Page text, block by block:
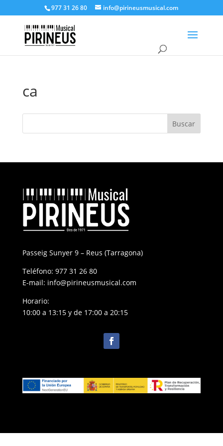
977 31 26 80 info@pirineusmusical.com
ca
Passeig Sunyer 9 – Reus (Tarragona)
Teléfono: 977 31 26 80
E-mail: info@pirineusmusical.com
Horario:
10:00 a 13:15 y de 17:00 a 20:15